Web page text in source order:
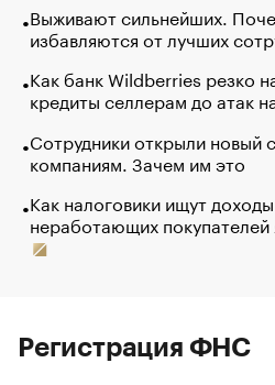
Выживают сильнейших.
избавляются от лучших
Как банк Wildberries резко
кредиты селлерам до атак
Сотрудники открыли новый
компаниям. Зачем им это
Как налоговики ищут доходы
неработающих покупателей
Регистрация ФНС